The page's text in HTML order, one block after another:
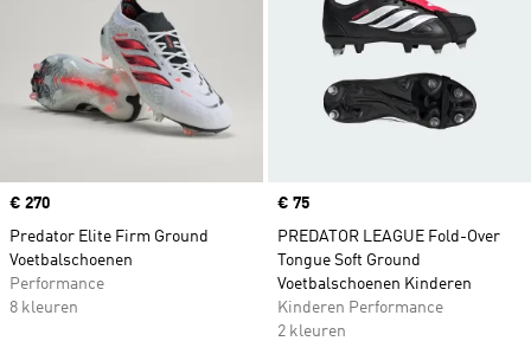
Price
€ 270
Predator Elite Firm Ground
Voetbalschoenen
Performance
8 kleuren
Price
€ 75
PREDATOR LEAGUE Fold-Over
Tongue Soft Ground
Voetbalschoenen Kinderen
Kinderen Performance
2 kleuren